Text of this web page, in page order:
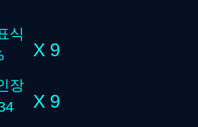
식
X 9
장
X 9